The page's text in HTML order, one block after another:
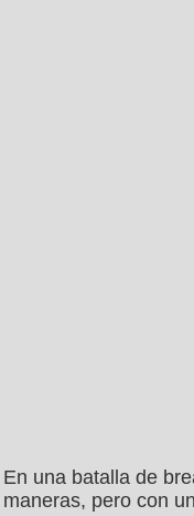
En una batalla de
maneras, pero con